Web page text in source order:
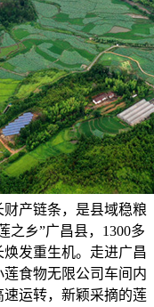
产链条，是县域稳粮
之乡”广昌县，1300多
发重生机。走进广昌
食物无限公司车间内
运转，新颖采摘的莲